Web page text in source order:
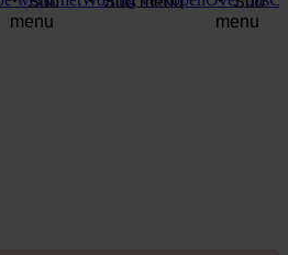
menu
menu